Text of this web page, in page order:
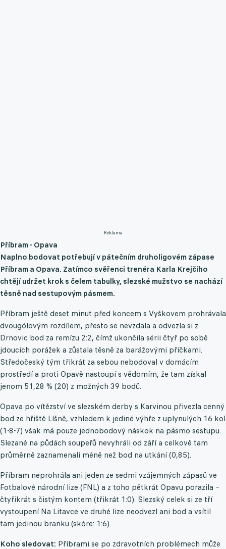
Reklama
Příbram - Opava
Naplno bodovat potřebují v pátečním druholigovém zápase
Příbram a Opava. Zatímco svěřenci trenéra Karla Krejčího
chtějí udržet krok s čelem tabulky, slezské mužstvo se nachází
těsně nad sestupovým pásmem.
Příbram ještě deset minut před koncem s Vyškovem prohrávala
dvougólovým rozdílem, přesto se nevzdala a odvezla si z
Drnovic bod za remízu 2:2, čímž ukončila sérii čtyř po sobě
jdoucích porážek a zůstala těsně za barážovými příčkami.
Středočeský tým třikrát za sebou nebodoval v domácím
prostředí a proti Opavě nastoupí s vědomím, že tam získal
jenom 51,28 % (20) z možných 39 bodů.
Opava po vítězství ve slezském derby s Karvinou přivezla cenný
bod ze hřiště Líšně, vzhledem k jediné výhře z uplynulých 16 kol
(1-8-7) však má pouze jednobodový náskok na pásmo sestupu.
Slezané na půdách soupeřů nevyhráli od září a celkově tam
průměrně zaznamenali méně než bod na utkání (0,85).
Příbram neprohrála ani jeden ze sedmi vzájemných zápasů ve
Fotbalové národní lize (FNL) a z toho pětkrát Opavu porazila –
čtyřikrát s čistým kontem (třikrát 1:0). Slezský celek si ze tří
vystoupení Na Litavce ve druhé lize neodvezl ani bod a vsítil
tam jedinou branku (skóre: 1:6).
Koho sledovat: Příbrami se po zdravotních problémech může